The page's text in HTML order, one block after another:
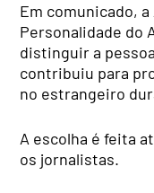
Em comunicado,
Personalidade do
distinguir a
contribuiu para
no estrangeiro
A escolha é feita
os jornalistas.